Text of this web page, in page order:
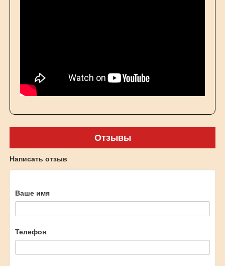
Отзывы
Написать отзыв
Ваше имя
Телефон